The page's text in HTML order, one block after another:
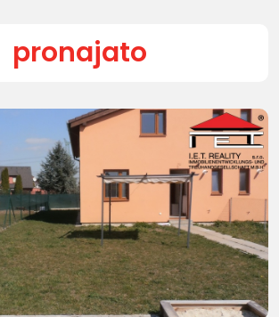
pronajato
Další fotografie (14)